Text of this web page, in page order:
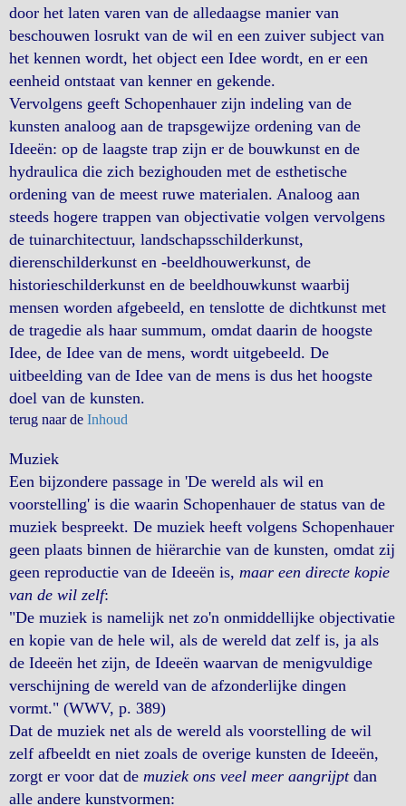
door het laten varen van de alledaagse manier van
beschouwen losrukt van de wil en een zuiver subject van
het kennen wordt, het object een Idee wordt, en er een
eenheid ontstaat van kenner en gekende.
Vervolgens geeft Schopenhauer zijn indeling van de
kunsten analoog aan de trapsgewijze ordening van de
Ideeën: op de laagste trap zijn er de bouwkunst en de
hydraulica die zich bezighouden met de esthetische
ordening van de meest ruwe materialen. Analoog aan
steeds hogere trappen van objectivatie volgen vervolgens
de tuinarchitectuur, landschapsschilderkunst,
dierenschilderkunst en -beeldhouwerkunst, de
historieschilderkunst en de beeldhouwkunst waarbij
mensen worden afgebeeld, en tenslotte de dichtkunst met
de tragedie als haar summum, omdat daarin de hoogste
Idee, de Idee van de mens, wordt uitgebeeld. De
uitbeelding van de Idee van de mens is dus het hoogste
doel van de kunsten.
terug naar de Inhoud
Muziek
Een bijzondere passage in 'De wereld als wil en
voorstelling' is die waarin Schopenhauer de status van de
muziek bespreekt. De muziek heeft volgens Schopenhauer
geen plaats binnen de hiërarchie van de kunsten, omdat zij
geen reproductie van de Ideeën is, maar een directe kopie
van de wil zelf:
"De muziek is namelijk net zo'n onmiddellijke objectivatie
en kopie van de hele wil, als de wereld dat zelf is, ja als
de Ideeën het zijn, de Ideeën waarvan de menigvuldige
verschijning de wereld van de afzonderlijke dingen
vormt." (WWV, p. 389)
Dat de muziek net als de wereld als voorstelling de wil
zelf afbeeldt en niet zoals de overige kunsten de Ideeën,
zorgt er voor dat de muziek ons veel meer aangrijptdan
alle andere kunstvormen: